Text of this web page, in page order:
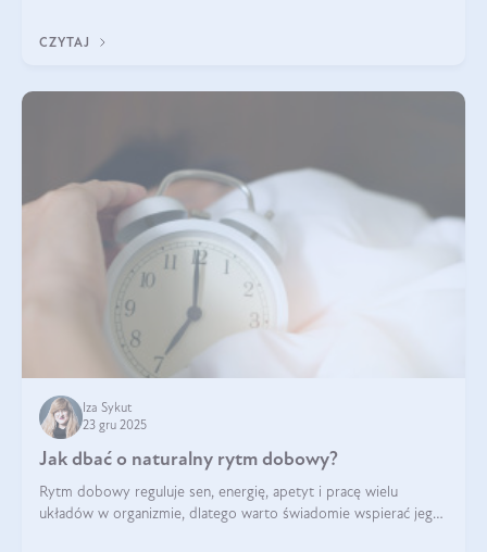
CZYTAJ
Iza Sykut
23 gru 2025
Jak dbać o naturalny rytm dobowy?
Rytm dobowy reguluje sen, energię, apetyt i pracę wielu
układów w organizmie, dlatego warto świadomie wspierać jego